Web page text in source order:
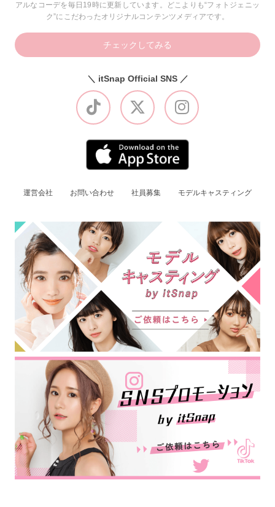
アルなコーデを毎日19時に更新しています。どこよりも“フォトジェニッ
ク”にこだわったオリジナルコンテンツメディアです。
チェックしてみる
＼ itSnap Official SNS ／
運営会社 お問い合わせ 社員募集 モデルキャスティング